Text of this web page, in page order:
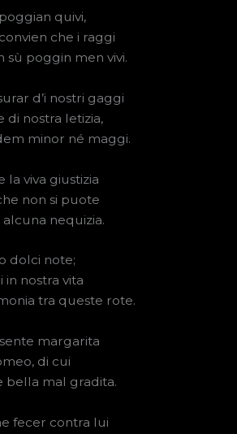
quivi,
che i raggi
sù poggin men vivi.
d’i nostri gaggi
nostra letizia,
minor né maggi.
la viva giustizia
non si puote
nequizia.
dolci note;
in nostra vita
tra queste rote.
margarita
di cui
bella mal gradita.
fecer contra lui